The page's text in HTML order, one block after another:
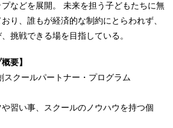
などを展開。 未来を担う子どもたちに無
り、誰もが経済的な制約にとらわれず、
挑戦できる場を目指している。
要】
クールパートナー・プログラム
や習い事、スクールのノウハウを持つ個